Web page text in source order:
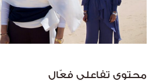
محتوى تفاعلي فعّال